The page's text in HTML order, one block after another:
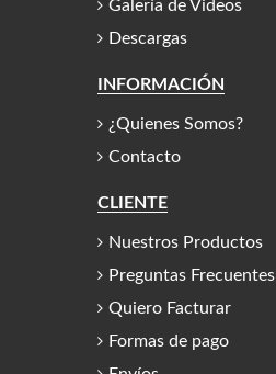
Galería de Videos
Descargas
INFORMACIÓN
¿Quienes Somos?
Contacto
CLIENTE
Nuestros Productos
Preguntas Frecuentes
Quiero Facturar
Formas de pago